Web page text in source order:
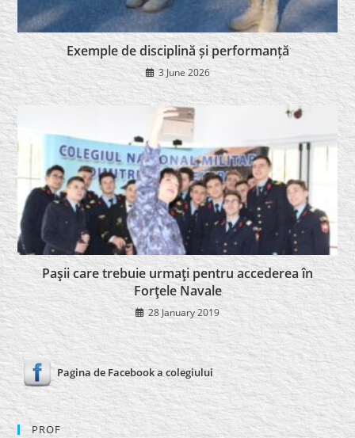
Exemple de disciplină și performanță
3 June 2026
Paşii care trebuie urmaţi pentru accederea în
Forţele Navale
28 January 2019
Pagina de Facebook a colegiului
PROF